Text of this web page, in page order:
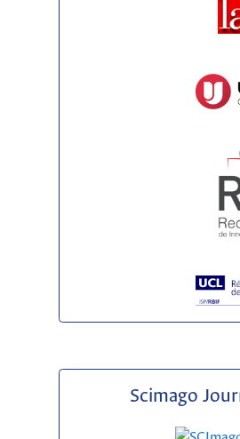
Scimago